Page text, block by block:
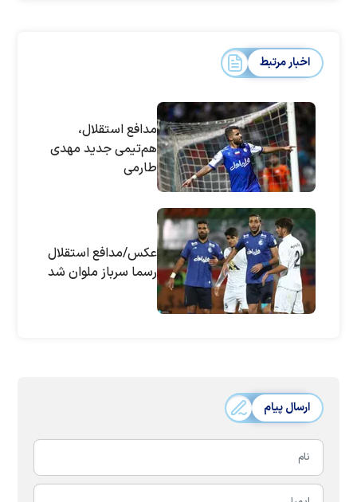
اخبار مرتبط
مدافع استقلال،
هم‌تیمی جدید مهدی
طارمی
عکس/مدافع استقلال
رسما سرباز ملوان شد
ارسال پیام